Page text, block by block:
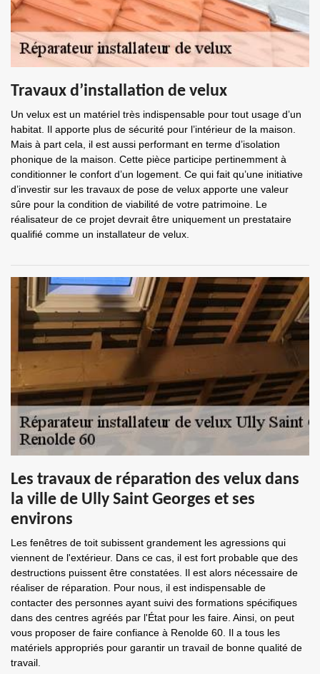
Travaux d’installation de velux
Un velux est un matériel très indispensable pour tout usage d’un
habitat. Il apporte plus de sécurité pour l’intérieur de la maison.
Mais à part cela, il est aussi performant en terme d’isolation
phonique de la maison. Cette pièce participe pertinemment à
conditionner le confort d’un logement. Ce qui fait qu’une initiative
d’investir sur les travaux de pose de velux apporte une valeur
sûre pour la condition de viabilité de votre patrimoine. Le
réalisateur de ce projet devrait être uniquement un prestataire
qualifié comme un installateur de velux.
Les travaux de réparation des velux dans
la ville de Ully Saint Georges et ses
environs
Les fenêtres de toit subissent grandement les agressions qui
viennent de l'extérieur. Dans ce cas, il est fort probable que des
destructions puissent être constatées. Il est alors nécessaire de
réaliser de réparation. Pour nous, il est indispensable de
contacter des personnes ayant suivi des formations spécifiques
dans des centres agréés par l'État pour les faire. Ainsi, on peut
vous proposer de faire confiance à Renolde 60. Il a tous les
matériels appropriés pour garantir un travail de bonne qualité de
travail.